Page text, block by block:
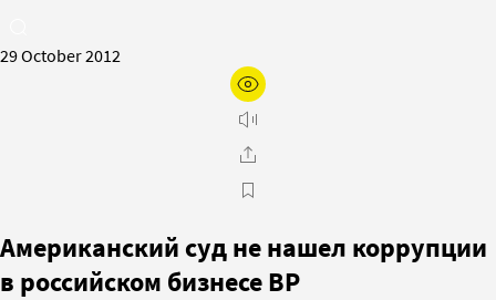
29 October 2012
Американский суд не нашел коррупции
в российском бизнесе BP